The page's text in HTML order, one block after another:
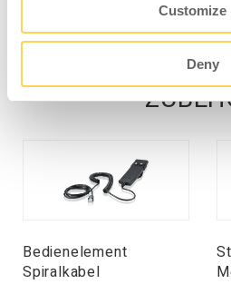
Customize
Deny
Bedienelement
Spiralkabel